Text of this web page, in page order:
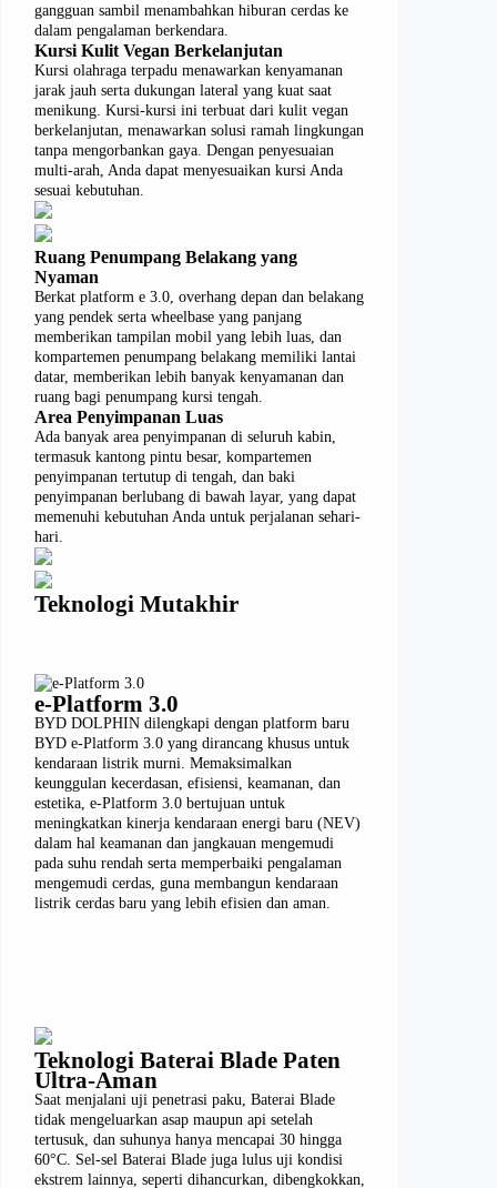
gangguan sambil menambahkan hiburan cerdas ke
dalam pengalaman berkendara.
Kursi Kulit Vegan Berkelanjutan
Kursi olahraga terpadu menawarkan kenyamanan
jarak jauh serta dukungan lateral yang kuat saat
menikung. Kursi-kursi ini terbuat dari kulit vegan
berkelanjutan, menawarkan solusi ramah lingkungan
tanpa mengorbankan gaya. Dengan penyesuaian
multi-arah, Anda dapat menyesuaikan kursi Anda
sesuai kebutuhan.
Ruang Penumpang Belakang yang
Nyaman
Berkat platform e 3.0, overhang depan dan belakang
yang pendek serta wheelbase yang panjang
memberikan tampilan mobil yang lebih luas, dan
kompartemen penumpang belakang memiliki lantai
datar, memberikan lebih banyak kenyamanan dan
ruang bagi penumpang kursi tengah.
Area Penyimpanan Luas
Ada banyak area penyimpanan di seluruh kabin,
termasuk kantong pintu besar, kompartemen
penyimpanan tertutup di tengah, dan baki
penyimpanan berlubang di bawah layar, yang dapat
memenuhi kebutuhan Anda untuk perjalanan sehari-
hari.
Teknologi Mutakhir
e-Platform 3.0
BYD DOLPHIN dilengkapi dengan platform baru
BYD e-Platform 3.0 yang dirancang khusus untuk
kendaraan listrik murni. Memaksimalkan
keunggulan kecerdasan, efisiensi, keamanan, dan
estetika, e-Platform 3.0 bertujuan untuk
meningkatkan kinerja kendaraan energi baru (NEV)
dalam hal keamanan dan jangkauan mengemudi
pada suhu rendah serta memperbaiki pengalaman
mengemudi cerdas, guna membangun kendaraan
listrik cerdas baru yang lebih efisien dan aman.
Teknologi Baterai Blade Paten
Ultra-Aman
Saat menjalani uji penetrasi paku, Baterai Blade
tidak mengeluarkan asap maupun api setelah
tertusuk, dan suhunya hanya mencapai 30 hingga
60°C. Sel-sel Baterai Blade juga lulus uji kondisi
ekstrem lainnya, seperti dihancurkan, dibengkokkan,